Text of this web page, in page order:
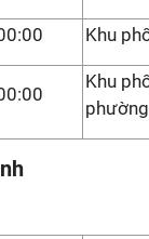
Khu
Khu